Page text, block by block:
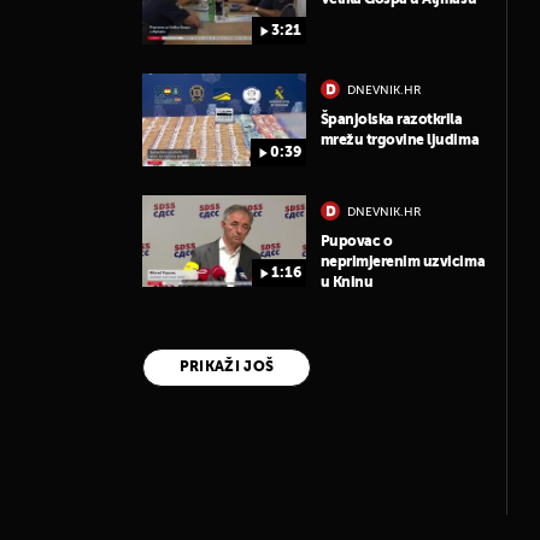
3:21
0:39
DNEVNIK.HR
Španjolska razotkrila
mrežu trgovine ljudima
1:16
DNEVNIK.HR
Pupovac o
neprimjerenim uzvicima
u Kninu
PRIKAŽI JOŠ